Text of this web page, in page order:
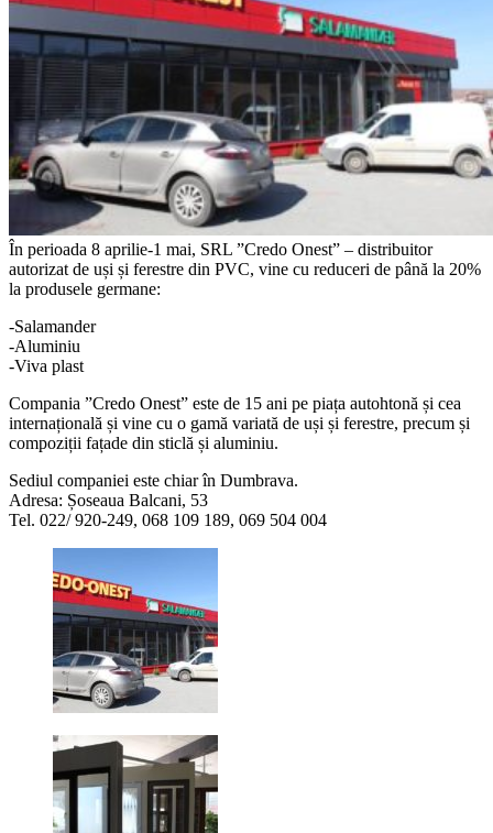
În perioada 8 aprilie-1 mai, SRL ”Credo Onest” – distribuitor
autorizat de uși și ferestre din PVC, vine cu reduceri de până la 20%
la produsele germane:
-Salamander
-Aluminiu
-Viva plast
Compania ”Credo Onest” este de 15 ani pe piața autohtonă și cea
internațională și vine cu o gamă variată de uși și ferestre, precum și
compoziții fațade din sticlă și aluminiu.
Sediul companiei este chiar în Dumbrava.
Adresa: Șoseaua Balcani, 53
Tel. 022/ 920-249, 068 109 189, 069 504 004